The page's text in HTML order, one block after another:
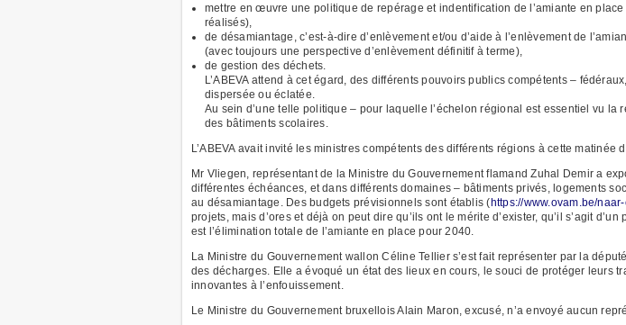
mettre en œuvre une politique de repérage et indentification de l’amiante en
réalisés),
de désamiantage, c’est-à-dire d’enlèvement et/ou d’aide à l’enlèvement de
(avec toujours une perspective d’enlèvement définitif à terme),
de gestion des déchets.
L’ABEVA attend à cet égard, des différents pouvoirs publics compétents –
dispersée ou éclatée.
Au sein d’une telle politique – pour laquelle l’échelon régional est essentiel vu
des bâtiments scolaires.
L’ABEVA avait invité les ministres compétents des différents régions à cette matinée
Mr Vliegen, représentant de la Ministre du Gouvernement flamand Zuhal Demir a
différentes échéances, et dans différents domaines – bâtiments privés, logements
au désamiantage. Des budgets prévisionnels sont établis (https://www.ovam.be/
projets, mais d’ores et déjà on peut dire qu’ils ont le mérite d’exister, qu’il s’agit
est l’élimination totale de l’amiante en place pour 2040.
La Ministre du Gouvernement wallon Céline Tellier s’est fait représenter par la
des décharges. Elle a évoqué un état des lieux en cours, le souci de protéger leurs
innovantes à l’enfouissement.
Le Ministre du Gouvernement bruxellois Alain Maron, excusé, n’a envoyé aucun